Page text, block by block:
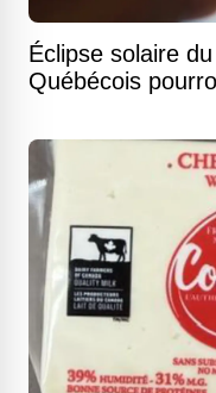
Éclipse solaire
Québécois